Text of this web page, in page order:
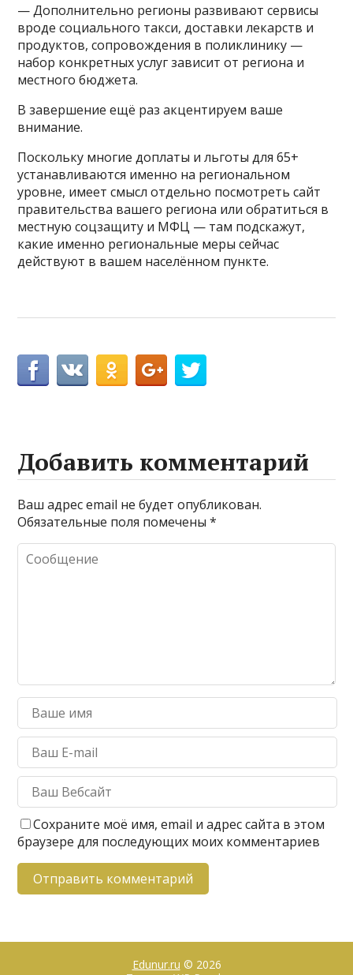
— Дополнительно регионы развивают сервисы
вроде социального такси, доставки лекарств и
продуктов, сопровождения в поликлинику —
набор конкретных услуг зависит от региона и
местного бюджета.
В завершение ещё раз акцентируем ваше
внимание.
Поскольку многие доплаты и льготы для 65+
устанавливаются именно на региональном
уровне, имеет смысл отдельно посмотреть сайт
правительства вашего региона или обратиться в
местную соцзащиту и МФЦ — там подскажут,
какие именно региональные меры сейчас
действуют в вашем населённом пункте.
Добавить комментарий
Ваш адрес email не будет опубликован.
Обязательные поля помечены*
Сохраните моё имя, email и адрес сайта в этом
браузере для последующих моих комментариев
Edunur.ru © 2026